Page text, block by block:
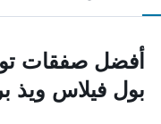
أفضل صفقات
بول فيلاس ويذ